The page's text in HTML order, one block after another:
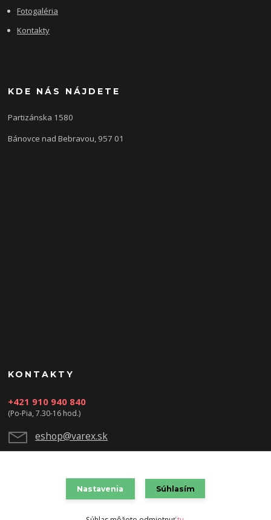
Fotogaléria
Kontakty
KDE NÁS NÁJDETE
Partizánska 1580
Bánovce nad Bebravou, 957 01
KONTAKTY
+421 910 940 840
(Po-Pia, 7.30-16 hod.)
eshop@varex.sk
Nastavenia Súhlasím